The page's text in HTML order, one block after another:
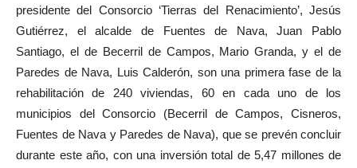
presidente del Consorcio ‘Tierras del Renacimiento’, Jesús
Gutiérrez, el alcalde de Fuentes de Nava, Juan Pablo
Santiago, el de Becerril de Campos, Mario Granda, y el de
Paredes de Nava, Luis Calderón, son una primera fase de la
rehabilitación de 240 viviendas, 60 en cada uno de los
municipios del Consorcio (Becerril de Campos, Cisneros,
Fuentes de Nava y Paredes de Nava), que se prevén concluir
durante este año, con una inversión total de 5,47 millones de